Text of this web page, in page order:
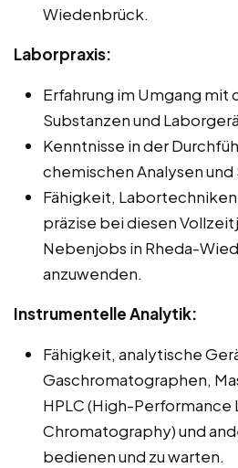
Wiedenbrück.
Laborpraxis:
Erfahrung im Umgang mit
Substanzen und
Kenntnisse in der
chemischen Analysen
Fähigkeit,
präzise bei diesen
Nebenjobs in Rheda-
anzuwenden.
Instrumentelle Analytik:
Fähigkeit, analytische
Gaschromatographen,
HPLC (High-Performance
Chromatography) und
bedienen und zu warten.